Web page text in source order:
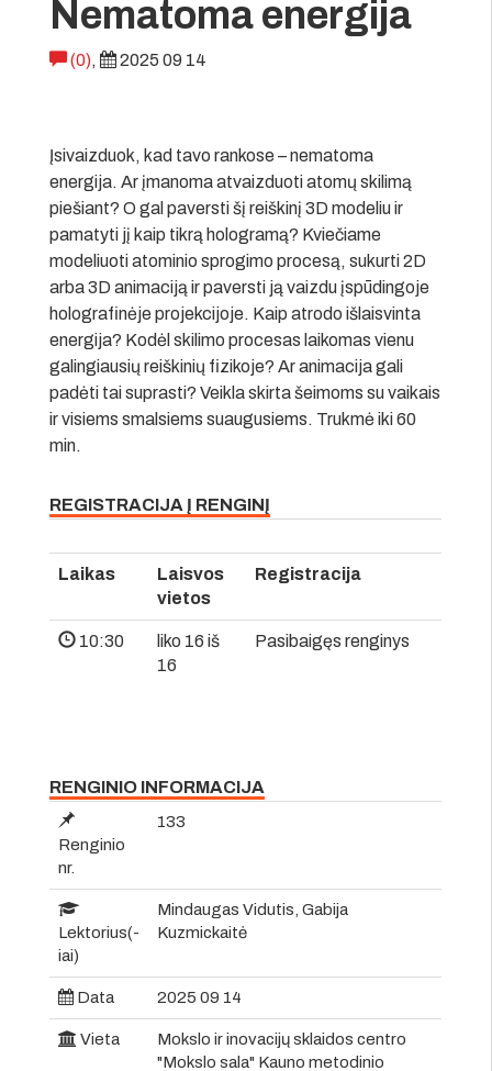
Nematoma energija
(0), 2025 09 14
Įsivaizduok, kad tavo rankose – nematoma
energija. Ar įmanoma atvaizduoti atomų skilimą
piešiant? O gal paversti šį reiškinį 3D modeliu ir
pamatyti jį kaip tikrą hologramą? Kviečiame
modeliuoti atominio sprogimo procesą, sukurti 2D
arba 3D animaciją ir paversti ją vaizdu įspūdingoje
holografinėje projekcijoje. Kaip atrodo išlaisvinta
energija? Kodėl skilimo procesas laikomas vienu
galingiausių reiškinių fizikoje? Ar animacija gali
padėti tai suprasti? Veikla skirta šeimoms su vaikais
ir visiems smalsiems suaugusiems. Trukmė iki 60
min.
REGISTRACIJA Į RENGINĮ
Laikas
Laisvos
vietos
Registracija
10:30
liko 16 iš
16
Pasibaigęs renginys
RENGINIO INFORMACIJA
Renginio
nr.
133
Lektorius(-
iai)
Mindaugas Vidutis, Gabija
Kuzmickaitė
Data 2025 09 14
Vieta
Mokslo ir inovacijų sklaidos centro
"Mokslo sala" Kauno metodinio